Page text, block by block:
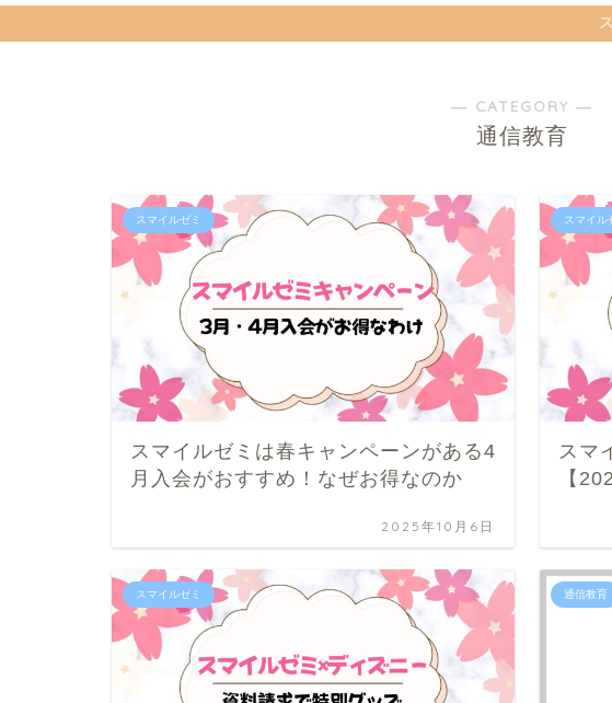
― CATEGORY ―
通信教育
スマイルゼミ
スマイルゼミは春キャンペーンがある4
月入会がおすすめ！なぜお得なのか
2025年10月6日
スマイル
スマ
【
スマイルゼミ 通信教育